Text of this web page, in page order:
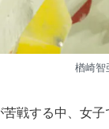
楢崎智
戦する中、女